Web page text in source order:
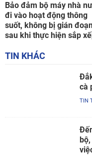
Bảo đảm bộ máy nhà
đi vào hoạt động thông
suốt, không bị gián
sau khi thực hiện sắp
TIN KHÁC
cà
TIN